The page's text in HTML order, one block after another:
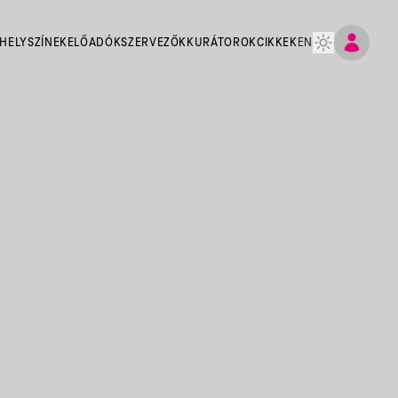
HELYSZÍNEK ELŐADÓKSZERVEZŐK KURÁTOROKCIKKEK EN